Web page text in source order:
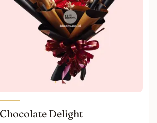
Chocolate Delight